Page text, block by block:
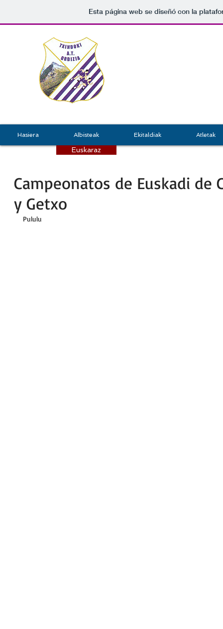
Esta página web se diseñó con la
Campeonatos de Euskadi de
y Getxo
Pululu
Hasiera Albisteak Ekitaldiak Atletak
Euskaraz